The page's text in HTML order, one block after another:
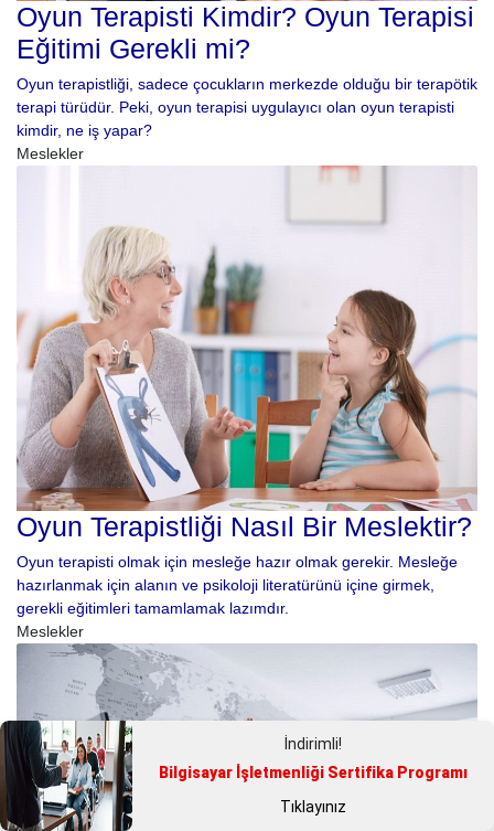
Oyun Terapisti Kimdir? Oyun Terapisi
Eğitimi Gerekli mi?
Oyun terapistliği, sadece çocukların merkezde olduğu bir terapötik
terapi türüdür. Peki, oyun terapisi uygulayıcı olan oyun terapisti
kimdir, ne iş yapar?
Meslekler
Oyun Terapistliği Nasıl Bir Meslektir?
Oyun terapisti olmak için mesleğe hazır olmak gerekir. Mesleğe
hazırlanmak için alanın ve psikoloji literatürünü içine girmek,
gerekli eğitimleri tamamlamak lazımdır.
Meslekler
İndirimli!
Bilgisayar İşletmenliği Sertifika Programı
Tıklayınız